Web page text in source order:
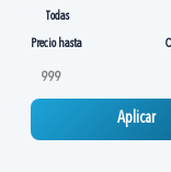
Precio hasta
Aplicar